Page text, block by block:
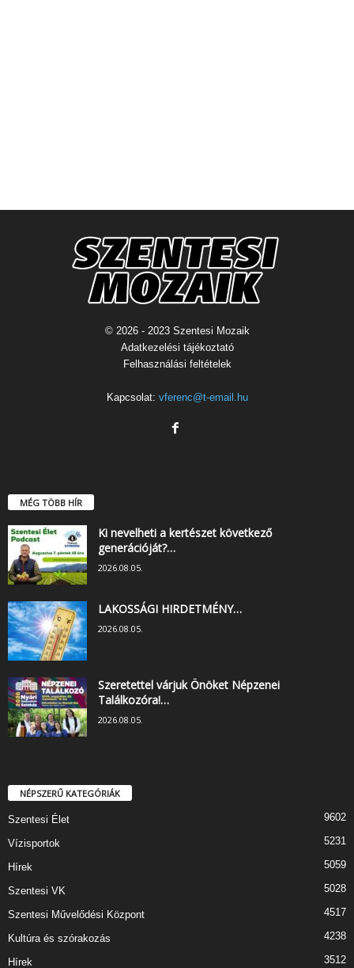
© 2026 - 2023 Szentesi Mozaik
Adatkezelési tájékoztató
Felhasználási feltételek
Kapcsolat: vferenc@t-email.hu
MÉG TÖBB HÍR
Ki nevelheti a kertészet következő
generációját?…
2026.08.05.
LAKOSSÁGI HIRDETMÉNY…
2026.08.05.
Szeretettel várjuk Önöket Népzenei
Találkozóra!…
2026.08.05.
NÉPSZERŰ KATEGÓRIÁK
Szentesi Élet 9602
Vízisportok 5231
Hírek 5059
Szentesi VK 5028
Szentesi Művelődési Központ 4517
Kultúra és szórakozás 4238
Hírek 3512